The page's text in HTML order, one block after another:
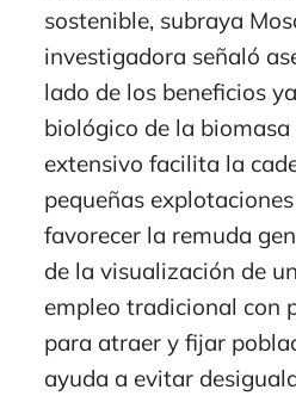
sostenible, subraya
investigadora señaló
lado de los beneficios
biológico de la
extensivo facilita la
pequeñas
favorecer la remuda
de la visualización de
empleo tradicional con
para atraer y fijar
ayuda a evitar